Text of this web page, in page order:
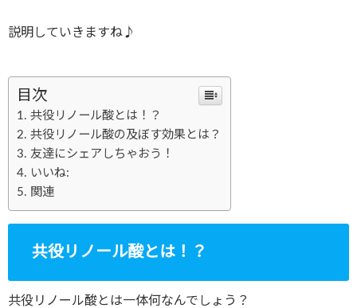
説明していきますね♪
目次
共役リノール酸とは！？
共役リノール酸の及ぼす効果とは？
友達にシェアしちゃおう！
いいね:
関連
共役リノール酸とは！？
共役リノール酸とは一体何なんでしょう？